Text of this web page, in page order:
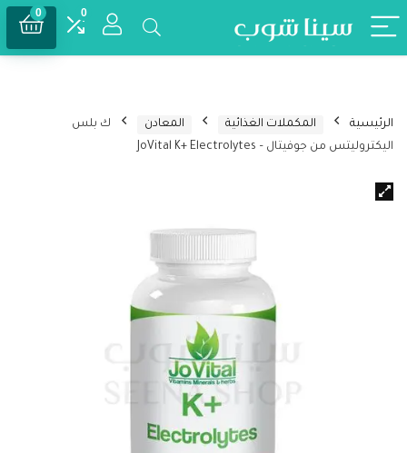
0
0
الرئيسية المكملات الغذائية المعادن
ك بلس
اليكتروليتس من جوفيتال – JoVital K+ Electrolytes